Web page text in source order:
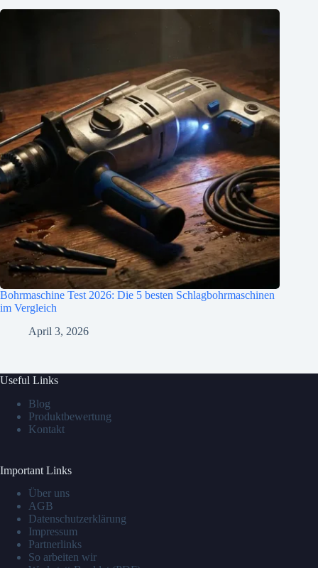
Bohrmaschine Test 2026: Die 5 besten Schlagbohrmaschinen
im Vergleich
April 3, 2026
Useful Links
Blog
Produktbewertung
Kontakt
Important Links
Über uns
AGB
Datenschutzerklärung
Impressum
Partnerlinks
So arbeiten wir